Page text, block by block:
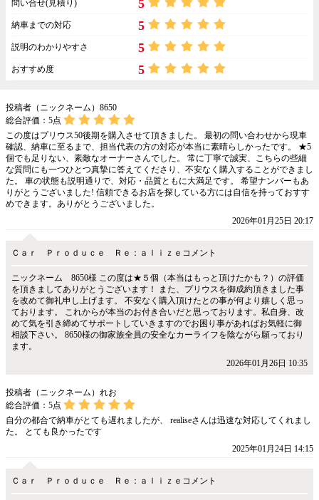
問い合せ(見積り) 5
納車までの対応 5
説明のわかりやすさ 5
おすすめ度 5
投稿者（ニックネーム）8650
総合評価： 5点
この度はプリウス50後期を購入させて頂きました。 最初の問い合わせから現車
確認、納車に至るまで、担当代表の方の対応が本当に素晴らしかったです。 ★5
個でも足りない、素敵なオーナーさんでした。 常に丁寧で誠実、こちらの些細
な質問にも一つひとつ真摯に答えてくださり、不安なく購入することができまし
た。 車の状態も説明通りで、対応・品質ともに大満足です。 希望ナンバーもあ
りがとうございました! 信頼できるお店を探している方には自信を持っておすす
めできます。ありがとうございました。
2026年01月25日 20:17
Ｃａｒ Ｐｒｏｄｕｃｅ Ｒｅ：ａｌｉｚｅコメント
ニックネーム 8650様 この度は★５個（本当はもっと頂けたかも？）の評価
を頂きましてありがとうございます！ また、プリウスを御成約頂きました事
を改めて御礼申し上げます。 不安なく購入頂けたとの事が何より嬉しく思っ
ております。 これからが本当のお付き合いだと思っております。私自身、改
めて気を引き締めてサポートしていきますのでお困り事があればお気軽に御
相談下さい。 8650様の御家族全員の安全なカーライフを陰ながら願っており
ます。
2026年01月26日 10:35
投稿者（ニックネーム）れお
総合評価： 5点
自分の都合で納車がとても遅れましたが、 realiseさんは迅速な対応してくれまし
た。 とても良かったです
2025年01月24日 14:15
Ｃａｒ Ｐｒｏｄｕｃｅ Ｒｅ：ａｌｉｚｅコメント